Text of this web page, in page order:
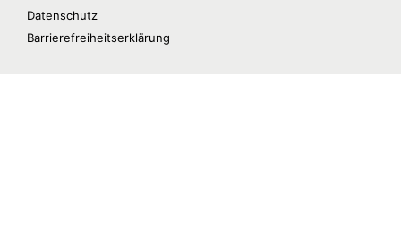
Datenschutz
Barrierefreiheitserklärung